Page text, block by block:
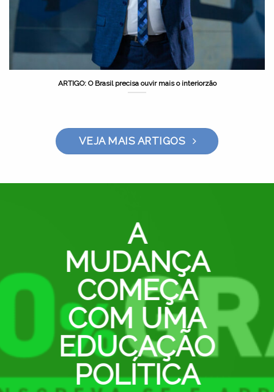
ARTIGO: O Brasil precisa ouvir mais o interiorzão
VEJA MAIS ARTIGOS
A
MUDANÇA
COMEÇA
COM UMA
EDUCAÇÃO
POLÍTICA